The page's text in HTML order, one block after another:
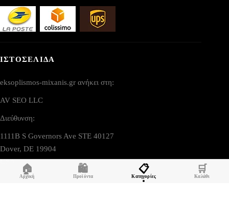
ΙΣΤΟΣΕΛΙΔΑ
eksoplismos-mixanis.gr ανήκει στη:
AV SEO LLC
Διεύθυνση:
1111B S Governors Ave STE 40127
Dover, DE 19904
USA
🏠
Αρχική
🛍️
Προϊόντα
📋
Κατηγορίες
🛒
Καλάθι